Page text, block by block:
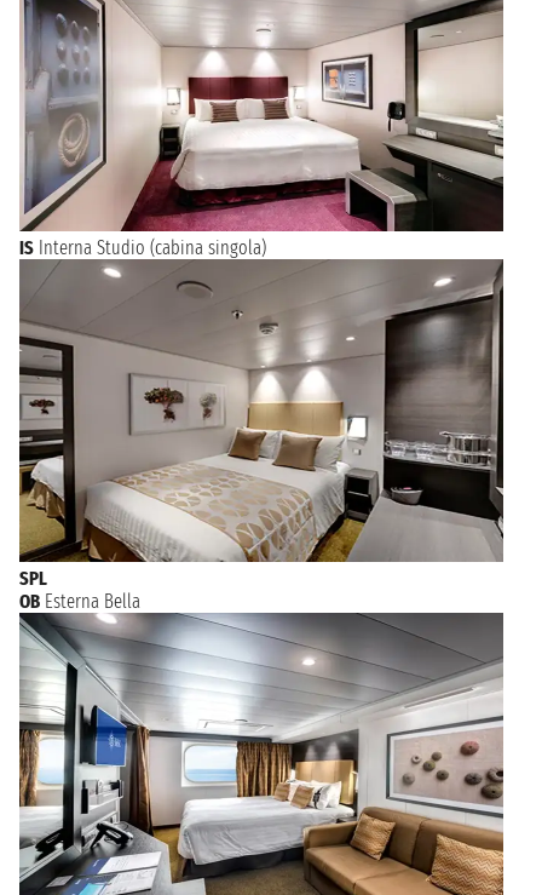
IS Interna Studio (cabina singola)
SPL
OB Esterna Bella